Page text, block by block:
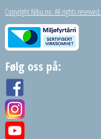
Copyright Nibu.no. All rights reserved.
Følg oss på: